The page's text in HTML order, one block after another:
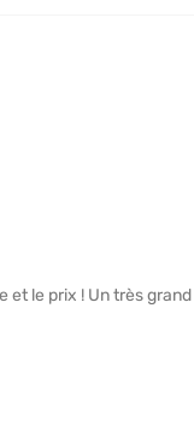
et le prix ! Un très